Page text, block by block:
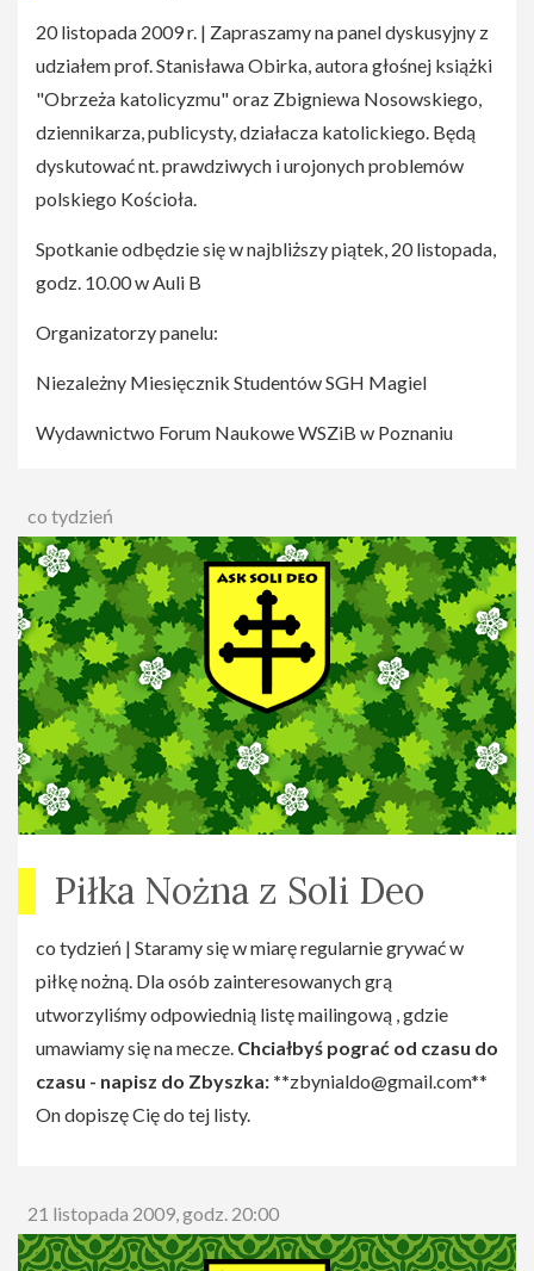
20 listopada 2009 r. | Zapraszamy na panel dyskusyjny z
udziałem prof. Stanisława Obirka, autora głośnej książki
"Obrzeża katolicyzmu" oraz Zbigniewa Nosowskiego,
dziennikarza, publicysty, działacza katolickiego. Będą
dyskutować nt. prawdziwych i urojonych problemów
polskiego Kościoła.
Spotkanie odbędzie się w najbliższy piątek, 20 listopada,
godz. 10.00 w Auli B
Organizatorzy panelu:
Niezależny Miesięcznik Studentów SGH Magiel
Wydawnictwo Forum Naukowe WSZiB w Poznaniu
co tydzień
Piłka Nożna z Soli Deo
co tydzień | Staramy się w miarę regularnie grywać w
piłkę nożną. Dla osób zainteresowanych grą
utworzyliśmy odpowiednią listę mailingową , gdzie
umawiamy się na mecze. Chciałbyś pograć od czasu do
czasu - napisz do Zbyszka: **zbynialdo@gmail.com**
On dopiszę Cię do tej listy.
21 listopada 2009, godz. 20:00